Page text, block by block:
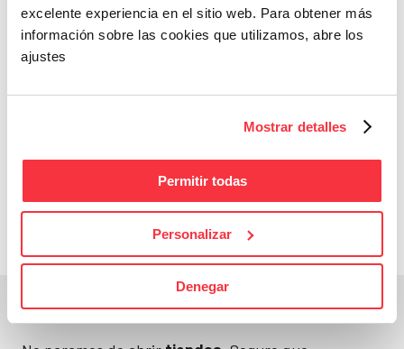
excelente experiencia en el sitio web. Para obtener más
información sobre las cookies que utilizamos, abre los
ajustes
Mostrar detalles
Permitir todas
Personalizar
Denegar
Adelántate a todos y
En un segundo, la encuentras.